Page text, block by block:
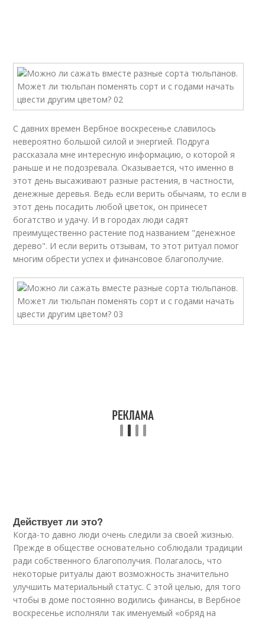
С давних времен Вербное воскресенье славилось
невероятно большой силой и энергией. Подруга
рассказала мне интересную информацию, о которой я
раньше и не подозревала. Оказывается, что именно в
этот день высаживают разные растения, в частности,
денежные деревья. Ведь если верить обычаям, то если в
этот день посадить любой цветок, он принесет
богатство и удачу. И в городах люди садят
преимущественно растение под названием "денежное
дерево". И если верить отзывам, то этот ритуал помог
многим обрести успех и финансовое благополучие.
Действует ли это?
Когда-то давно люди очень следили за своей жизнью.
Прежде в обществе основательно соблюдали традиции
ради собственного благополучия. Полагалось, что
некоторые ритуалы дают возможность значительно
улучшить материальный статус. С этой целью, для того
чтобы в доме постоянно водились финансы, в Вербное
воскресенье исполняли так именуемый «обряд на